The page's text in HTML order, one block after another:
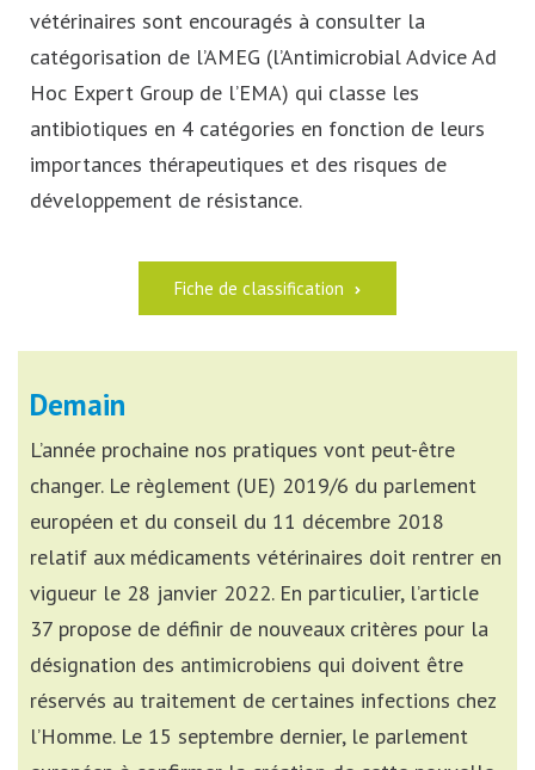
vétérinaires sont encouragés à consulter la
catégorisation de l’AMEG (l’Antimicrobial Advice Ad
Hoc Expert Group de l’EMA) qui classe les
antibiotiques en 4 catégories en fonction de leurs
importances thérapeutiques et des risques de
développement de résistance.
Fiche de classification
Demain
L’année prochaine nos pratiques vont peut-être
changer. Le règlement (UE) 2019/6 du parlement
européen et du conseil du 11 décembre 2018
relatif aux médicaments vétérinaires doit rentrer en
vigueur le 28 janvier 2022. En particulier, l’article
37 propose de définir de nouveaux critères pour la
désignation des antimicrobiens qui doivent être
réservés au traitement de certaines infections chez
l’Homme. Le 15 septembre dernier, le parlement